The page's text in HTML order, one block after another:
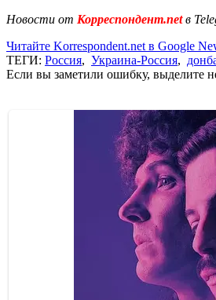
Новости от Корреспондент.netв
Читайте Korrespondent.net в Google
ТЕГИ: Россия, Украина-Россия,
Если вы заметили ошибку, выделите